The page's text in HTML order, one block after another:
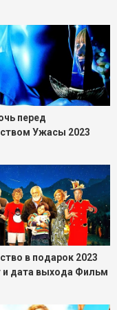
перед
Ужасы 2023
дата выхода Фильм
в подарок 2023
дата выхода Фильм